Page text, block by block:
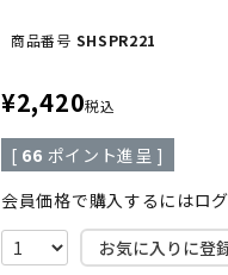
商品番号 SHSPR221
¥2,420税込
[ 66 ポイント進呈 ]
会員価格で購入するにはロ
お気に入りに登